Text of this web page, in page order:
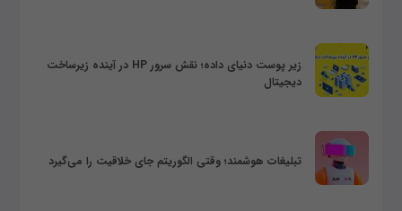
زیر پوست دنیای داده؛ نقش سرور HP در آینده زیرساخت
دیجیتال
تبلیغات هوشمند؛ وقتی الگوریتم جای خلاقیت را می‌گیرد